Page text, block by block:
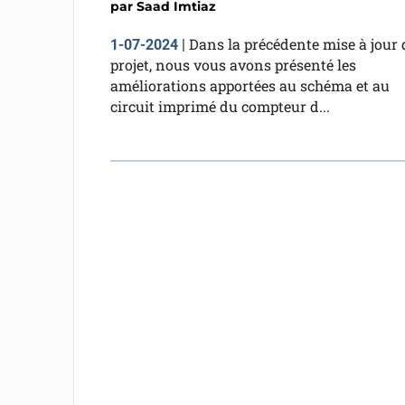
par Saad Imtiaz
1-07-2024| Dans la précédente mise à jour
projet, nous vous avons présenté les
améliorations apportées au schéma et au
circuit imprimé du compteur d...